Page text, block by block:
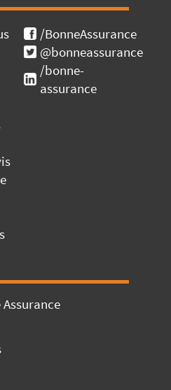
/BonneAssurance
@bonneassurance
/bonne-
assurance